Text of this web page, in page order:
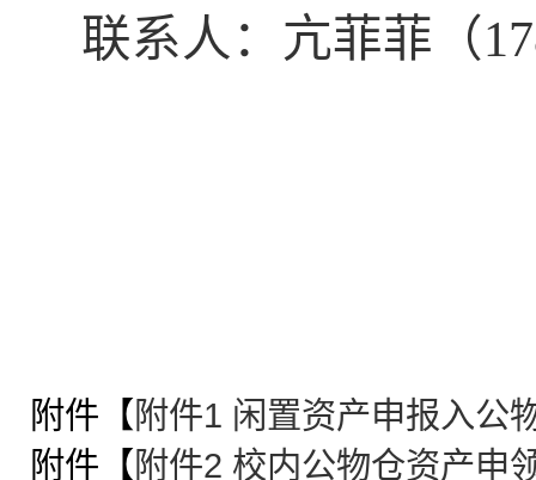
联系人：亢菲菲（
附件【附件1 闲置资产申报入公
附件【附件2 校内公物仓资产申